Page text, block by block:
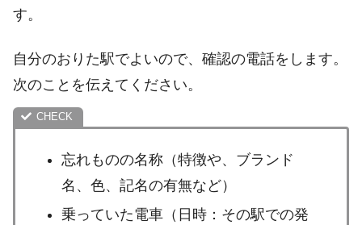
す。
自分のおりた駅でよいので、確認の電話をします。
次のことを伝えてください。
忘れものの名称（特徴や、ブランド
名、色、記名の有無など）
乗っていた電車（日時：その駅での発